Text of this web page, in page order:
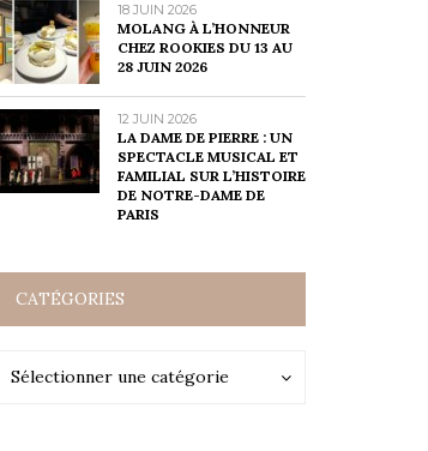
18 JUIN 2026
MOLANG À L’HONNEUR
CHEZ ROOKIES DU 13 AU
28 JUIN 2026
12 JUIN 2026
LA DAME DE PIERRE : UN
SPECTACLE MUSICAL ET
FAMILIAL SUR L’HISTOIRE
DE NOTRE-DAME DE
PARIS
CATÉGORIES
Sélectionner une catégorie
Catégories